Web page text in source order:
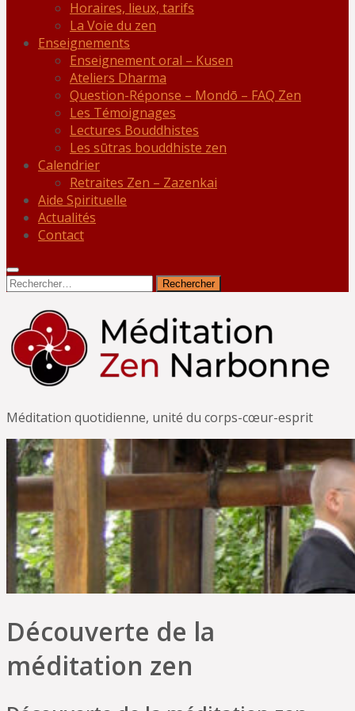
Horaires, lieux, tarifs
La Voie du zen
Enseignements
Enseignement oral – Kusen
Ateliers Dharma
Question-Réponse – Mondō – FAQ Zen
Les Témoignages
Lectures Bouddhistes
Les sūtras bouddhiste zen
Calendrier
Retraites Zen – Zazenkai
Aide Spirituelle
Actualités
Contact
Rechercher :
Méditation quotidienne, unité du corps-cœur-esprit
Découverte de la
méditation zen